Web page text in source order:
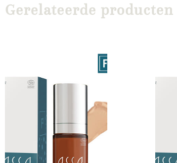
Gerelateerde producten